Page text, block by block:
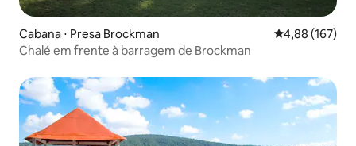
Cabana ⋅ Presa Brockman 4,88 de uma
4,88 (167)
Chalé em frente à barragem de Brockman